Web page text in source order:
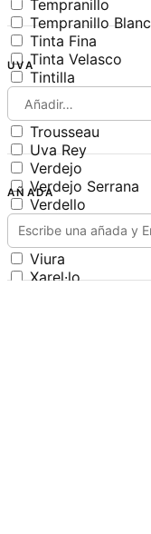
Tempranillo
Tempranillo
Tinta Fina
Tinta Velasco
Tintilla
Tintilla de Rota
Treixadura
Trousseau
Uva Rey
Verdejo
Verdejo Serrana
Verdello
Verdello Antiguo
Verdoncho
Viura
Xarel·lo
UVA
Añadir…
AÑADA